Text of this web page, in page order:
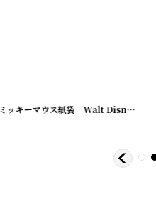
[220808-1] ミッキーマウス紙袋 Walt Disney Production Hi,MOUSEKETEERS!